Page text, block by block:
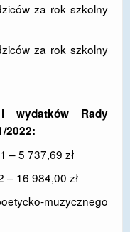
za rok szkolny
za rok szkolny
wydatków Rady
2022:
– 5 737,69 zł
– 16 984,00 zł
muzycznego